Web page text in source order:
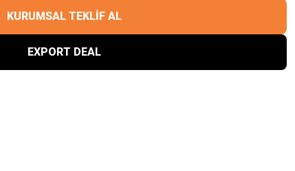
KURUMSAL TEKLİF AL
EXPORT DEAL